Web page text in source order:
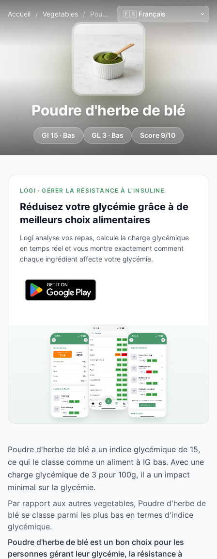
Accueil / Vegetables / Poudre d'herbe de blé
Poudre d'herbe de blé
GI 15 · Bas GL 3 · Bas Score 9/10
LOGI · GÉRER LA RÉSISTANCE À L'INSULINE
Réduisez votre glycémie grâce à de
meilleurs choix alimentaires
Logi analyse vos repas, calcule la charge glycémique
en temps réel et vous montre exactement comment
chaque ingrédient affecte votre glycémie.
Poudre d'herbe de blé a un indice glycémique de 15,
ce qui le classe comme un aliment à IG bas. Avec une
charge glycémique de 3 pour 100g, il a un impact
minimal sur la glycémie.
Par rapport aux autres vegetables, Poudre d'herbe de
blé se classe parmi les plus bas en termes d'indice
glycémique.
Poudre d'herbe de blé est un bon choix pour les
personnes gérant leur glycémie, la résistance à